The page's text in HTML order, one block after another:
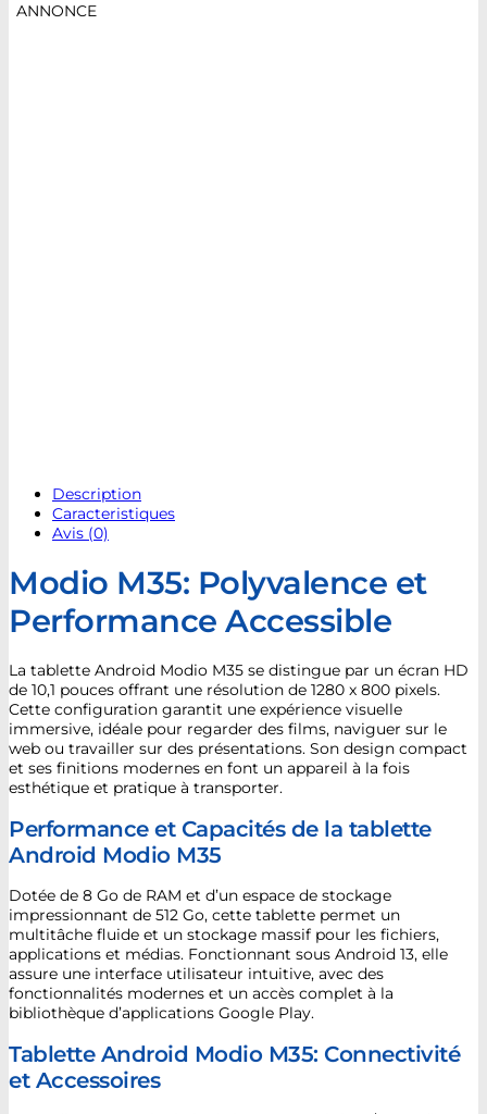
ANNONCE
Description
Caracteristiques
Avis (0)
Modio M35: Polyvalence et
Performance Accessible
La tablette Android Modio M35 se distingue par un écran HD
de 10,1 pouces offrant une résolution de 1280 x 800 pixels.
Cette configuration garantit une expérience visuelle
immersive, idéale pour regarder des films, naviguer sur le
web ou travailler sur des présentations. Son design compact
et ses finitions modernes en font un appareil à la fois
esthétique et pratique à transporter.
Performance et Capacités de la tablette
Android Modio M35
Dotée de 8 Go de RAM et d’un espace de stockage
impressionnant de 512 Go, cette tablette permet un
multitâche fluide et un stockage massif pour les fichiers,
applications et médias. Fonctionnant sous Android 13, elle
assure une interface utilisateur intuitive, avec des
fonctionnalités modernes et un accès complet à la
bibliothèque d’applications Google Play.
Tablette Android Modio M35: Connectivité
et Accessoires